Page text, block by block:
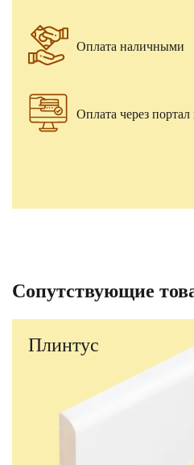
Оплата наличными
Оплата через
Сопутствующие
Плинтус